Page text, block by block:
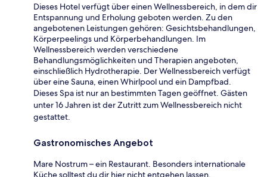
Dieses Hotel verfügt über einen Wellnessbereich, in dem dir
Entspannung und Erholung geboten werden. Zu den
angebotenen Leistungen gehören: Gesichtsbehandlungen,
Körperpeelings und Körperbehandlungen. Im
Wellnessbereich werden verschiedene
Behandlungsmöglichkeiten und Therapien angeboten,
einschließlich Hydrotherapie. Der Wellnessbereich verfügt
über eine Sauna, einen Whirlpool und ein Dampfbad.
Dieses Spa ist nur an bestimmten Tagen geöffnet. Gästen
unter 16 Jahren ist der Zutritt zum Wellnessbereich nicht
gestattet.
Gastronomisches Angebot
Mare Nostrum – ein Restaurant. Besonders internationale
Küche solltest du dir hier nicht entgehen lassen.